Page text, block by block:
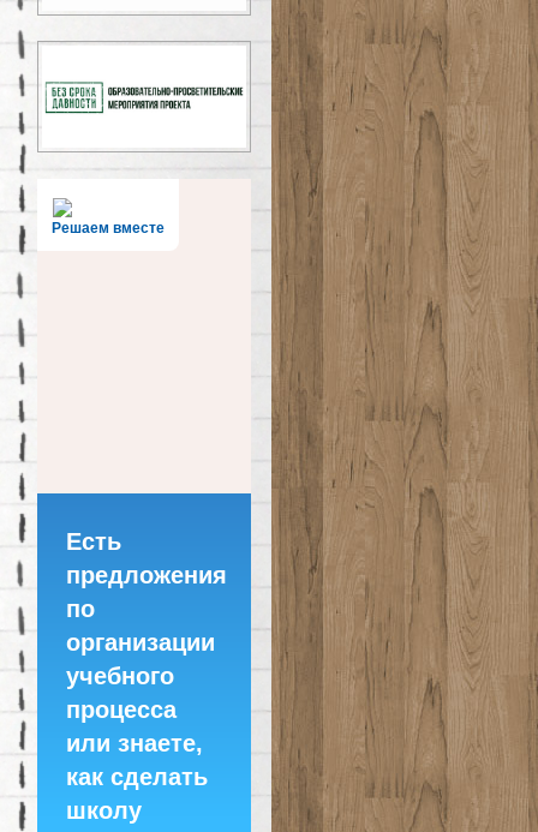
Решаем вместе
Есть
предложения
по
организации
учебного
процесса
или знаете,
как сделать
школу